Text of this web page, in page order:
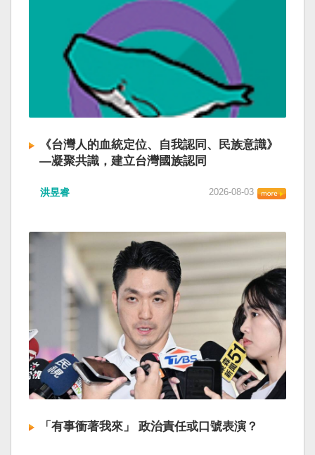
《台灣人的血統定位、自我認同、民族意識》
—凝聚共識，建立台灣國族認同
洪昱睿 2026-08-03
「有事衝著我來」 政治責任或口號表演？